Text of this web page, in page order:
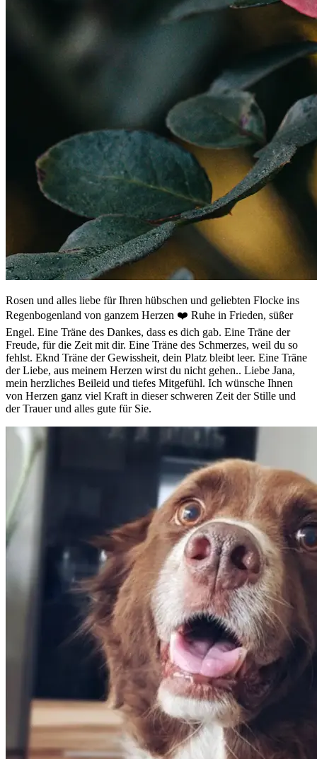
Rosen und alles liebe für Ihren hübschen und geliebten Flocke ins
Regenbogenland von ganzem Herzen ❤️ Ruhe in Frieden, süßer
Engel. Eine Träne des Dankes, dass es dich gab. Eine Träne der
Freude, für die Zeit mit dir. Eine Träne des Schmerzes, weil du so
fehlst. Eknd Träne der Gewissheit, dein Platz bleibt leer. Eine Träne
der Liebe, aus meinem Herzen wirst du nicht gehen.. Liebe Jana,
mein herzliches Beileid und tiefes Mitgefühl. Ich wünsche Ihnen
von Herzen ganz viel Kraft in dieser schweren Zeit der Stille und
der Trauer und alles gute für Sie.